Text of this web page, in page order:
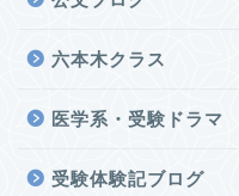
六本木クラス
医学系・受験ドラマ
受験体験記ブログ